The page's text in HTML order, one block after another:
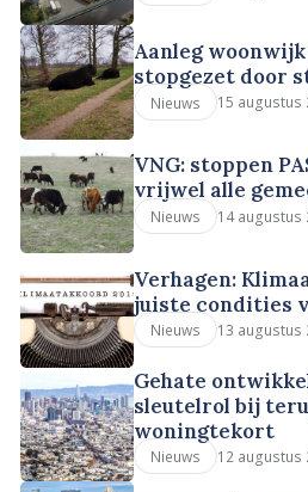
Aanleg
stopgezet door
Nieuws 15 augustus
VNG: stoppen
vrijwel alle
Nieuws 14 augustus
Verhagen:
juiste condities
Nieuws 13 augustus
Gehate
sleutelrol bij
woningtekort
Nieuws 12 augustus